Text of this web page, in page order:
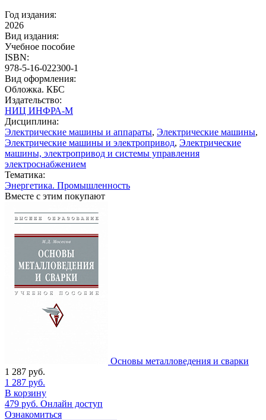
Год издания:
2026
Вид издания:
Учебное пособие
ISBN:
978-5-16-022300-1
Вид оформления:
Обложка. КБС
Издательство:
НИЦ ИНФРА-М
Дисциплина:
Электрические машины и аппараты, Электрические машины,
Электрические машины и электропривод, Электрические
машины, электропривод и системы управления
электроснабжением
Тематика:
Энергетика. Промышленность
Вместе с этим покупают
Основы металловедения и сварки
1 287 руб.
1 287 руб.
В корзину
479 руб. Онлайн доступ
Ознакомиться